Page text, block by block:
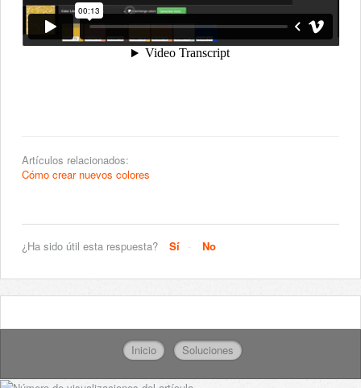
Artículos relacionados:
Cómo crear nuevos colores
¿Ha sido útil esta respuesta? Sí No
Inicio Soluciones